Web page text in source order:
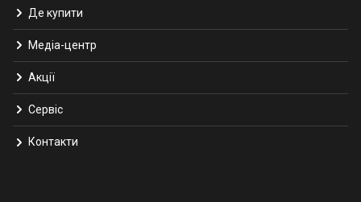
Де купити
Медіа-центр
Акції
Сервіс
Контакти